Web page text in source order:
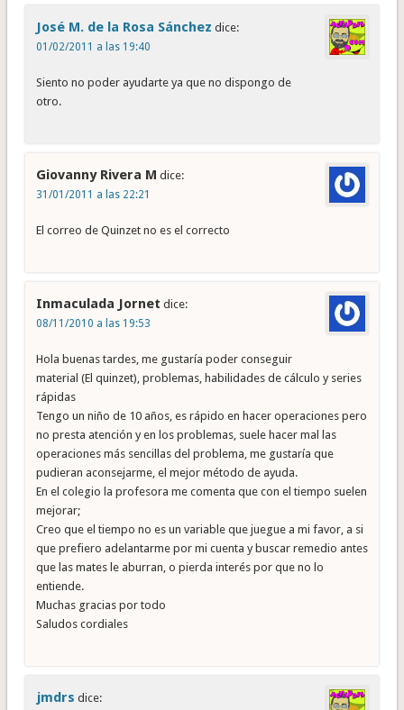
José M. de la Rosa Sánchez dice:
01/02/2011 a las 19:40
Siento no poder ayudarte ya que no dispongo de
otro.
Giovanny Rivera M dice:
31/01/2011 a las 22:21
El correo de Quinzet no es el correcto
Inmaculada Jornet dice:
08/11/2010 a las 19:53
Hola buenas tardes, me gustaría poder conseguir
material (El quinzet), problemas, habilidades de cálculo y series
rápidas
Tengo un niño de 10 años, es rápido en hacer operaciones pero
no presta atención y en los problemas, suele hacer mal las
operaciones más sencillas del problema, me gustaría que
pudieran aconsejarme, el mejor método de ayuda.
En el colegio la profesora me comenta que con el tiempo suelen
mejorar;
Creo que el tiempo no es un variable que juegue a mi favor, a si
que prefiero adelantarme por mi cuenta y buscar remedio antes
que las mates le aburran, o pierda interés por que no lo
entiende.
Muchas gracias por todo
Saludos cordiales
jmdrs dice: